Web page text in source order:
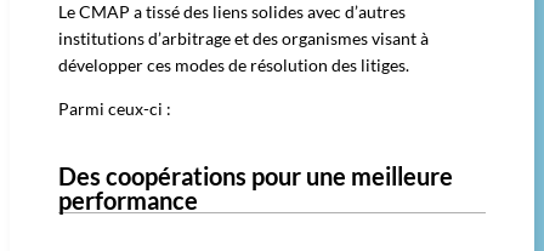
Le CMAP a tissé des liens solides avec d’autres
institutions d’arbitrage et des organismes visant à
développer ces modes de résolution des litiges.
Parmi ceux-ci :
Des coopérations pour une meilleure
performance​